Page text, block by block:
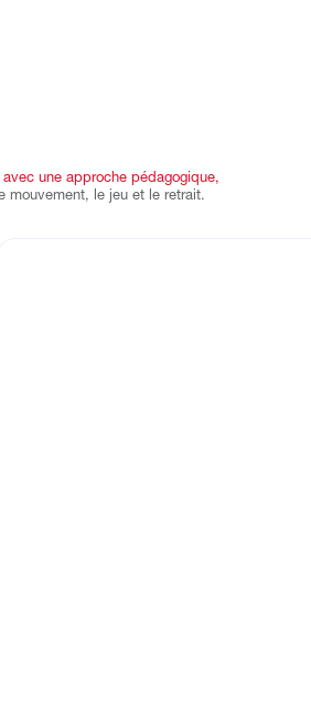
une approche pédagogique,
mouvement, le jeu et le retrait.